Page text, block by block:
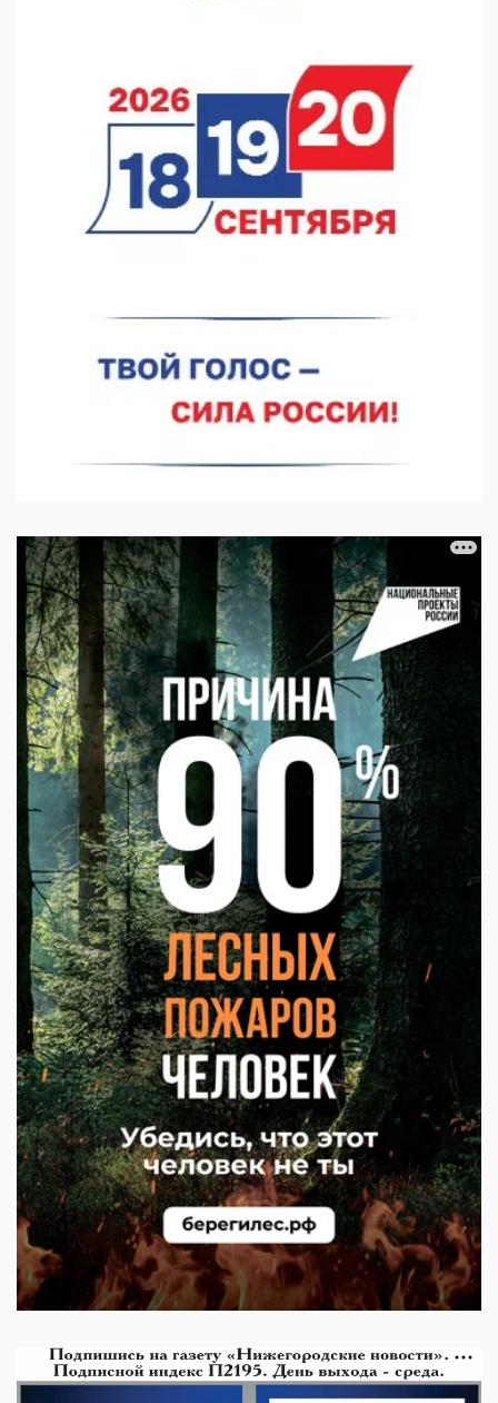
«Заповедные кварталы» отметят День города в Нижнем
10.08.2026 11:53